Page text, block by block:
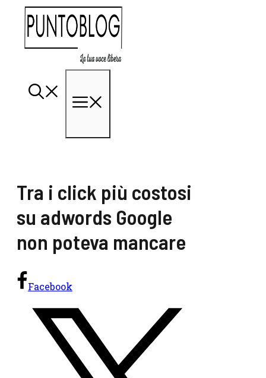
contenuto
Tra i click più costosi
su adwords Google
non poteva mancare
Facebook